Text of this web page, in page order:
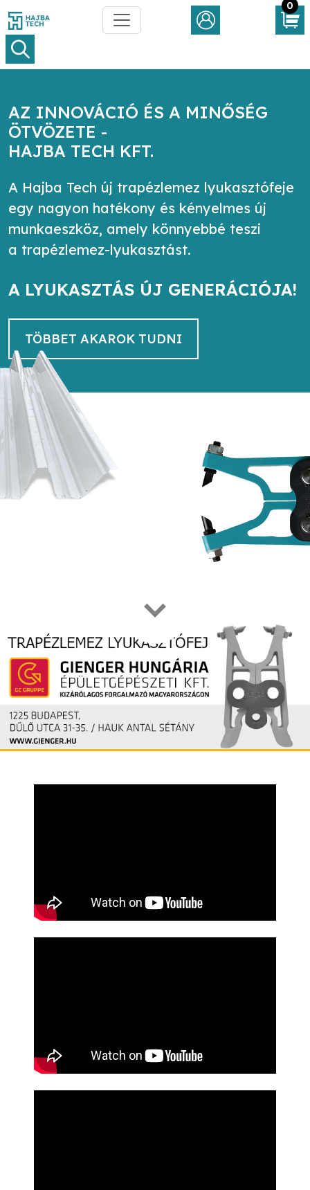
0
AZ INNOVÁCIÓ ÉS A MINŐSÉG
ÖTVÖZETE -
HAJBA TECH KFT.
A Hajba Tech új trapézlemez lyukasztófeje
egy nagyon hatékony és kényelmes új
munkaeszköz, amely könnyebbé teszi
a trapézlemez-lyukasztást.
A LYUKASZTÁS ÚJ GENERÁCIÓJA!
TÖBBET AKAROK TUDNI